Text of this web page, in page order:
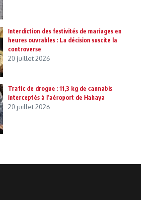
Interdiction des festivités de mariages en
heures ouvrables : La décision suscite la
controverse
20 juillet 2026
Trafic de drogue : 11,3 kg de cannabis
interceptés à l’aéroport de Hahaya
20 juillet 2026